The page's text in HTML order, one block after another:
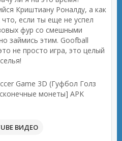
Криштиану Роналду, а как
если ты еще не успел
фур со смешными
займись этим. Goofball
не просто игра, это целый
Game 3D (Гуфбол Голз
монеты] APK
ВИДЕО